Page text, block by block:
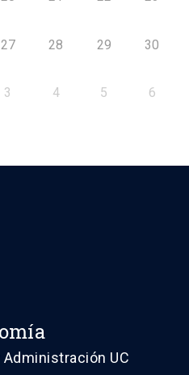
27 28 29 30
3 4 5 6
UC